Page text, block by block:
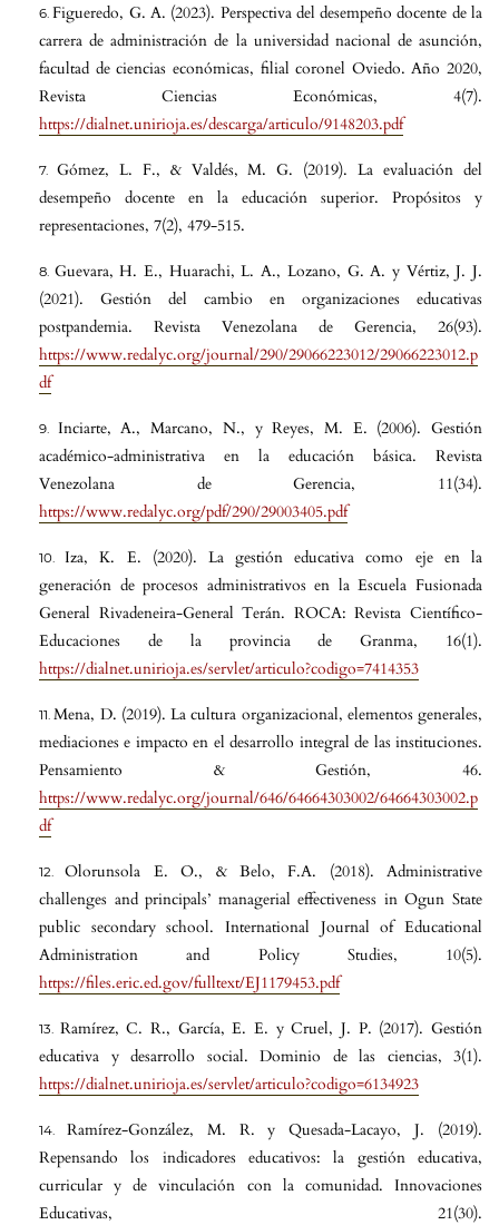
Figueredo, G. A. (2023). Perspectiva del desempeño docente de la
carrera de administración de la universidad nacional de asunción,
facultad de ciencias económicas, filial coronel Oviedo. Año 2020,
Revista Ciencias Económicas, 4(7).
https://dialnet.unirioja.es/descarga/articulo/9148203.pdf
Gómez, L. F., & Valdés, M. G. (2019). La evaluación del
desempeño docente en la educación superior. Propósitos y
representaciones, 7(2), 479-515.
Guevara, H. E., Huarachi, L. A., Lozano, G. A. y Vértiz, J. J.
(2021). Gestión del cambio en organizaciones educativas
postpandemia. Revista Venezolana de Gerencia, 26(93).
https://www.redalyc.org/journal/290/29066223012/29066223012.p
df
Inciarte, A., Marcano, N., y Reyes, M. E. (2006). Gestión
académico-administrativa en la educación básica. Revista
Venezolana de Gerencia, 11(34).
https://www.redalyc.org/pdf/290/29003405.pdf
Iza, K. E. (2020). La gestión educativa como eje en la
generación de procesos administrativos en la Escuela Fusionada
General Rivadeneira-General Terán. ROCA: Revista Científico-
Educaciones de la provincia de Granma, 16(1).
https://dialnet.unirioja.es/servlet/articulo?codigo=7414353
Mena, D. (2019). La cultura organizacional, elementos generales,
mediaciones e impacto en el desarrollo integral de las instituciones.
Pensamiento & Gestión, 46.
https://www.redalyc.org/journal/646/64664303002/64664303002.p
df
Olorunsola E. O., & Belo, F.A. (2018). Administrative
challenges and principals’ managerial effectiveness in Ogun State
public secondary school. International Journal of Educational
Administration and Policy Studies, 10(5).
https://files.eric.ed.gov/fulltext/EJ1179453.pdf
Ramírez, C. R., García, E. E. y Cruel, J. P. (2017). Gestión
educativa y desarrollo social. Dominio de las ciencias, 3(1).
https://dialnet.unirioja.es/servlet/articulo?codigo=6134923
Ramírez-González, M. R. y Quesada-Lacayo, J. (2019).
Repensando los indicadores educativos: la gestión educativa,
curricular y de vinculación con la comunidad. Innovaciones
Educativas, 21(30).